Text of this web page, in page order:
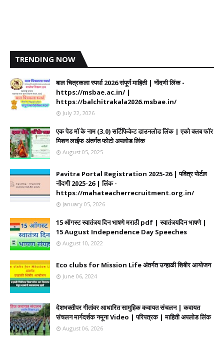
TRENDING NOW
बाल चित्रकला स्पर्धा 2026 संपूर्ण माहिती | नोंदणी लिंक -
https://msbae.ac.in/ |
https://balchitrakala2026.msbae.in/
July 22, 2026
एक पेड मॉ के नाम (3.0) सर्टिफिकेट डाउनलोड लिंक | एको क्लब फॉर
मिशन लाईफ अंतर्गत फोटो अपलोड लिंक
August 05, 2025
Pavitra Portal Registration 2025-26 | पवित्र पोर्टल
नोंदणी 2025-26 | लिंक -
https://mahateacherrecruitment.org.in/
January 05, 2026
15 ऑगस्ट स्वातंत्र्य दिन भाषणे मराठी pdf | स्वातंत्र्यदिन भाषणे |
15 August Independence Day Speeches
August 10, 2022
Eco clubs for Mission Life अंतर्गत उन्हाळी शिबीर आयोजन
June 06, 2024
देशभक्तीपर गीतांवर आधारित सामुहिक कवायत संचलन | कवायत
संचलन मार्गदर्शक नमूना Video | परिपत्रक | माहिती अपलोड लिंक
August 06, 2026